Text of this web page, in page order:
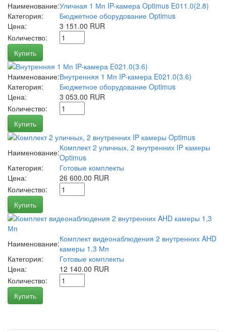
Наименование:Уличная 1 Мп IP-камера Optimus E011.0(2.8)
Категория:
Бюджетное оборудование Optimus
Цена:
3 151.00 RUR
Количество:
Купить
Наименование:Внутренняя 1 Мп IP-камера E021.0(3.6)
Категория:
Бюджетное оборудование Optimus
Цена:
3 053.00 RUR
Количество:
Купить
Наименование:Комплект 2 уличных, 2 внутренних IP камеры
Optimus
Категория:
Готовые комплекты
Цена:
26 600.00 RUR
Количество:
Купить
Наименование:Комплект видеонаблюдения 2 внутренних AHD
камеры 1,3 Мп
Категория:
Готовые комплекты
Цена:
12 140.00 RUR
Количество:
Купить